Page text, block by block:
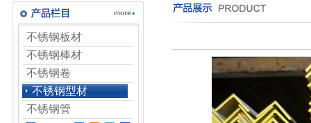
不锈钢板材
不锈钢棒材
不锈钢卷
不锈钢型材
不锈钢管